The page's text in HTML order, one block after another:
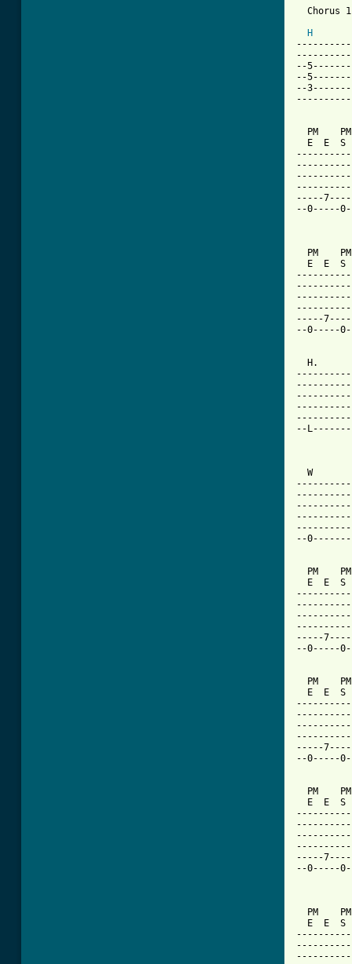
H
--
--
--
PM
E  E
-----
--0-----
PM
E  E
-----
--0-----
H.
--
W
--
PM
E  E
-----
--0-----
PM
E  E
-----
--0-----
PM
E  E
-----
--0-----
PM
E  E